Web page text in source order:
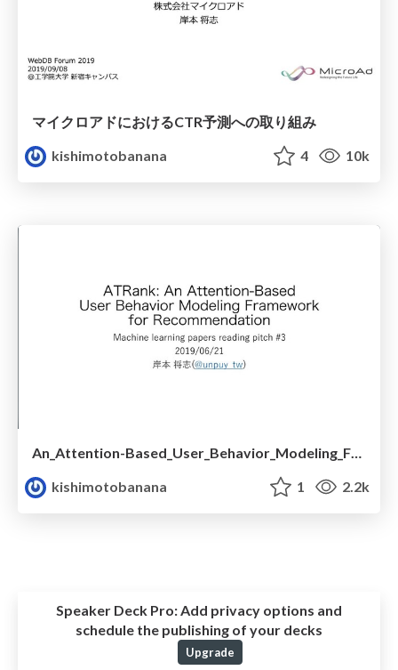
マイクロアドにおけるCTR予測への取り組み
kishimotobanana
4 10k
An_Attention-Based_User_Behavior_Modeling_Framework_for_Recommendation.pdf
kishimotobanana
1 2.2k
Speaker Deck Pro:Add privacy options and
schedule the publishing of your decks
Upgrade